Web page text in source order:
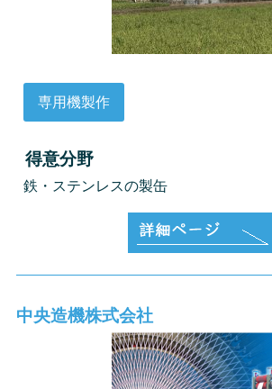
専用機製作
得意分野
鉄・ステンレスの製缶
中央造機株式会社